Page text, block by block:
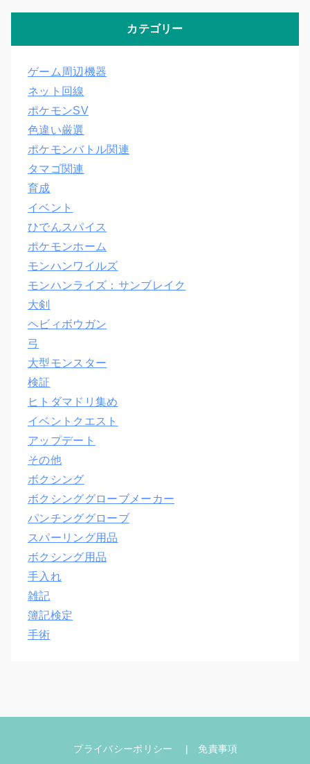
カテゴリー
ゲーム周辺機器
ネット回線
ポケモンSV
色違い厳選
ポケモンバトル関連
タマゴ関連
育成
イベント
ひでんスパイス
ポケモンホーム
モンハンワイルズ
モンハンライズ：サンブレイク
大剣
ヘビィボウガン
弓
大型モンスター
検証
ヒトダマドリ集め
イベントクエスト
アップデート
その他
ボクシング
ボクシンググローブメーカー
パンチンググローブ
スパーリング用品
ボクシング用品
手入れ
雑記
簿記検定
手術
プライバシーポリシー 免責事項